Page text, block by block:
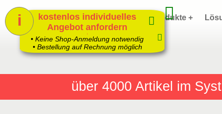
über 4000 Artikel im
Home Produkte +
kostenlos individuelles
Angebot anfordern
1
• Keine Shop-Anmeldung notwendig
• Bestellung auf Rechnung möglich
i